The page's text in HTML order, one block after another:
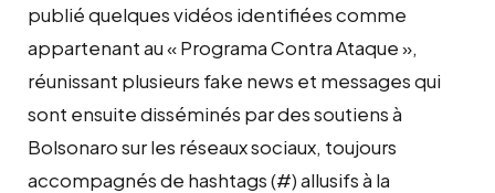
publié quelques vidéos identifiées comme
appartenant au « Programa Contra Ataque »,
réunissant plusieurs fake news et messages qui
sont ensuite disséminés par des soutiens à
Bolsonaro sur les réseaux sociaux, toujours
accompagnés de hashtags (#) allusifs à la